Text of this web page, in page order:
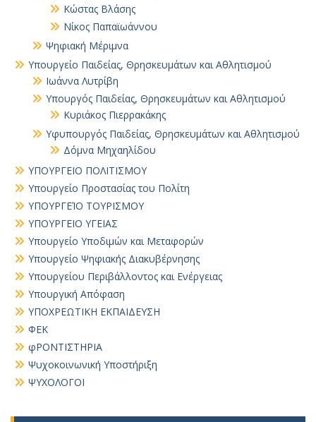
Κώστας Βλάσης
Νίκος Παπαϊωάννου
Ψηφιακή Μέριμνα
Υπουργείο Παιδείας, Θρησκευμάτων και Αθλητισμού
Ιωάννα Λυτρίβη
Υπουργός Παιδείας, Θρησκευμάτων και Αθλητισμού
Κυριάκος Πιερρακάκης
Υφυπουργός Παιδείας, Θρησκευμάτων και Αθλητισμού
Δόμνα Μηχαηλίδου
ΥΠΟΥΡΓΕΙΟ ΠΟΛΙΤΙΣΜΟΥ
Υπουργείο Προστασίας του Πολίτη
ΥΠΟΥΡΓΕΊΟ ΤΟΥΡΙΣΜΟΥ
ΥΠΟΥΡΓΕΙΟ ΥΓΕΙΑΣ
Υπουργείο Υποδιμών και Μεταφορών
Υπουργείο Ψηφιακής Διακυβέρνησης
Υπουργείου Περιβάλλοντος και Ενέργειας
Υπουργική Απόφαση
ΥΠΟΧΡΕΩΤΙΚΗ ΕΚΠΑΙΔΕΥΣΗ
ΦΕΚ
φΡΟΝΤΙΣΤΗΡΙΑ
Ψυχοκοινωνική Υποστήριξη
ΨΥΧΟΛΟΓΟΙ